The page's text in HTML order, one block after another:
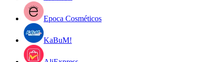
Epoca Cosméticos
KaBuM!